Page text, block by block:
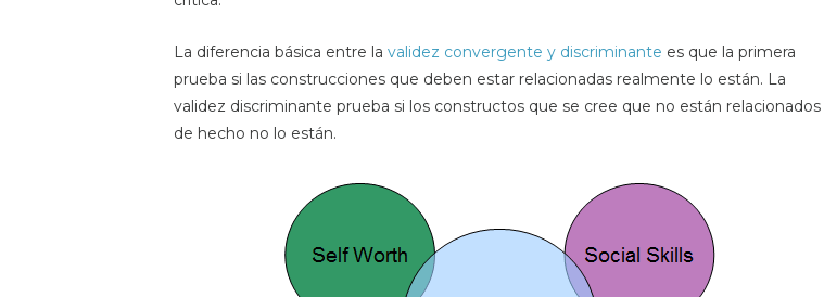
La diferencia básica entre la validez convergente y discriminante es que la primera
prueba si las construcciones que deben estar relacionadas realmente lo están. La
validez discriminante prueba si los constructos que se cree que no están relacionados
de hecho no lo están.